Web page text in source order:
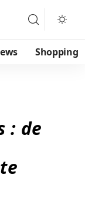
Shopping
: de